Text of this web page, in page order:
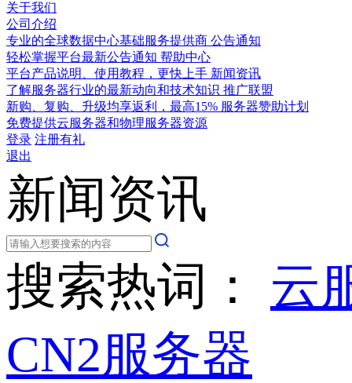
关于我们
公司介绍
专业的全球数据中心基础服务提供商 公告通知
轻松掌握平台最新公告通知 帮助中心
平台产品说明、使用教程，更快上手 新闻资讯
了解服务器行业的最新动向和技术知识 推广联盟
新购、复购、升级均享返利，最高15% 服务器赞助计划
免费提供云服务器和物理服务器资源
登录 注册有礼
退出
新闻资讯
搜索热词： 云
CN2服务器